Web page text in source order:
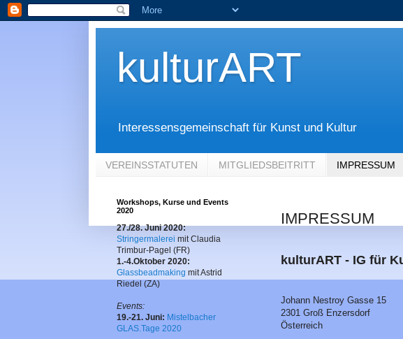
kulturART
Interessensgemeinschaft für Kunst und Kultur
VEREINSSTATUTEN MITGLIEDSBEITRITT IMPRESSUM
IMPRESSUM
kulturART - IG für
Johann Nestroy Gasse 15
2301 Groß Enzersdorf
Österreich
Workshops, Kurse und Events
2020
27./28. Juni 2020:
Stringermalerei mit Claudia
Trimbur-Pagel (FR)
1.-4.Oktober 2020:
Glassbeadmaking mit Astrid
Riedel (ZA)
Events:
19.-21. Juni: Mistelbacher
GLAS.Tage 2020